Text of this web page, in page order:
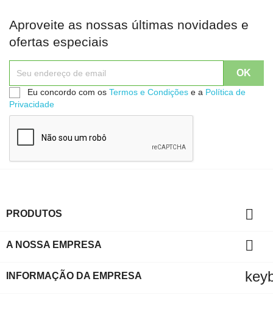
Aproveite as nossas últimas novidades e
ofertas especiais
Eu concordo com os Termos e Condições e a Política de
Privacidade
PRODUTOS 
A NOSSA EMPRESA 
INFORMAÇÃO DA EMPRESA